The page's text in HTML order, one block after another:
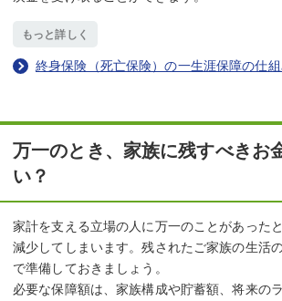
もっと詳しく
終身保険（死亡保険）の一生涯保障の仕
万一のとき、家族に残すべきお
い？
家計を支える立場の人に万一のことがあった
減少してしまいます。残されたご家族の生活
で準備しておきましょう。
必要な保障額は、家族構成や貯蓄額、将来の